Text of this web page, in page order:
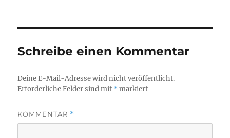
Schreibe einen Kommentar
Deine E-Mail-Adresse wird nicht veröffentlicht.
Erforderliche Felder sind mit *markiert
KOMMENTAR *